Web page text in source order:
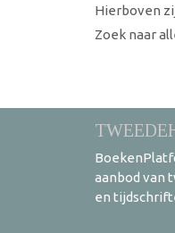
Hierboven
Zoek naar
aanbod van
en